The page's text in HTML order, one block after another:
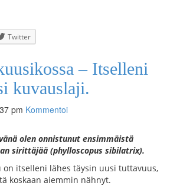
Twitter
– Itselleni
kuvauslaji.
pm Kommentoi
olen onnistunut ensimmäistä
sirittäjää (phylloscopus sibilatrix).
itselleni lähes täysin uusi tuttavuus,
koskaan aiemmin nähnyt.